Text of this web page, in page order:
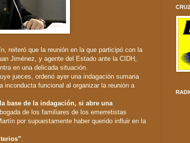
, reiteró que la reunión en la que participó con la
Jiménez, y agente del Estado ante la CIDH,
en una delicada situación.
jueces, ordenó ayer una indagación sumaria
inconducta funcional al organizar la reunión a
base de la indagación, si abre una
de los familiares de los emerretistas
por supuestamente haber querido influir en la